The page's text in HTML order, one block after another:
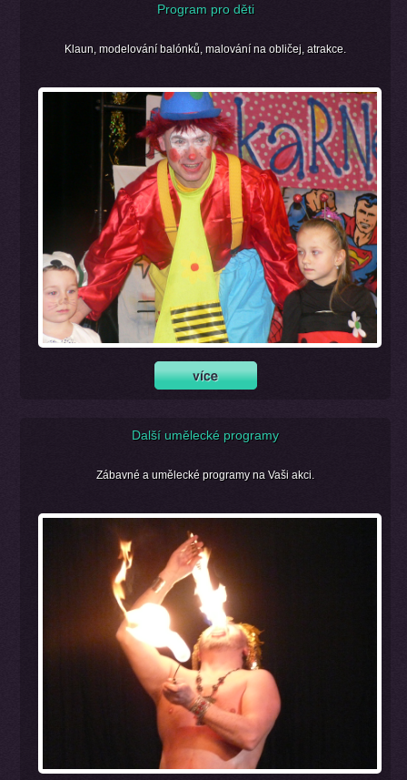
Program pro děti
Klaun, modelování balónků, malování na obličej, atrakce.
Další umělecké programy
Zábavné a umělecké programy na Vaši akci.